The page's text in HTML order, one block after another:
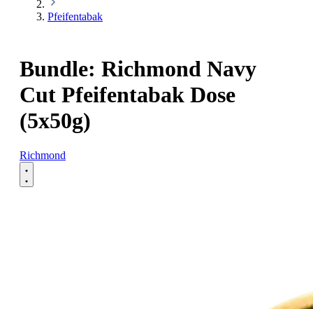
Pfeifentabak
Bundle: Richmond Navy
Cut Pfeifentabak Dose
(5x50g)
Richmond